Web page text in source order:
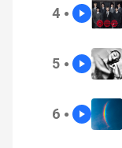
4 ●
5 ●
6 ●